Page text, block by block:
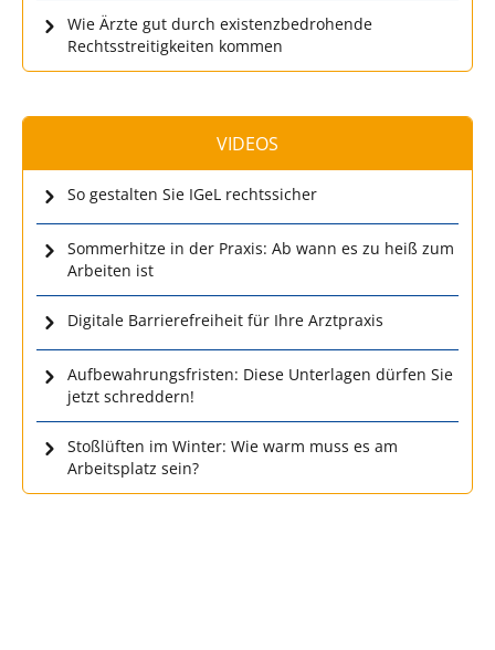
Wie Ärzte gut durch existenzbedrohende
Rechtsstreitigkeiten kommen
VIDEOS
So gestalten Sie IGeL rechtssicher
Sommerhitze in der Praxis: Ab wann es zu heiß zum
Arbeiten ist
Digitale Barrierefreiheit für Ihre Arztpraxis
Aufbewahrungsfristen: Diese Unterlagen dürfen Sie
jetzt schreddern!
Stoßlüften im Winter: Wie warm muss es am
Arbeitsplatz sein?